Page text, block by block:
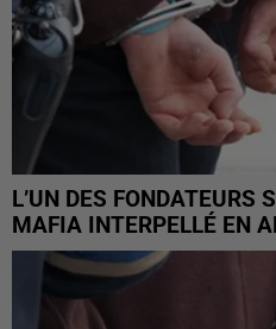
L’UN DES FONDATEURS
MAFIA INTERPELLÉ EN